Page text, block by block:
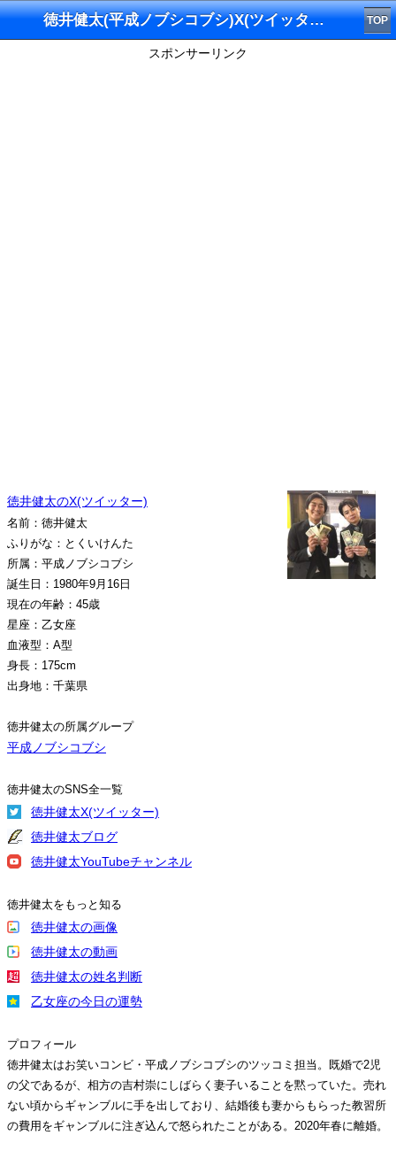
徳井健太(平成ノブシコブシ)X(ツイッター) TOP
スポンサーリンク
徳井健太のX(ツイッター)
名前：徳井健太
ふりがな：とくいけんた
所属：平成ノブシコブシ
誕生日：1980年9月16日
現在の年齢：45歳
星座：乙女座
血液型：A型
身長：175cm
出身地：千葉県
徳井健太の所属グループ
平成ノブシコブシ
徳井健太のSNS全一覧
徳井健太X(ツイッター)
徳井健太ブログ
徳井健太YouTubeチャンネル
徳井健太をもっと知る
徳井健太の画像
徳井健太の動画
徳井健太の姓名判断
乙女座の今日の運勢
プロフィール
徳井健太はお笑いコンビ・平成ノブシコブシのツッコミ担当。既婚で2児
の父であるが、相方の吉村崇にしばらく妻子いることを黙っていた。売れ
ない頃からギャンブルに手を出しており、結婚後も妻からもらった教習所
の費用をギャンブルに注ぎ込んで怒られたことがある。2020年春に離婚。